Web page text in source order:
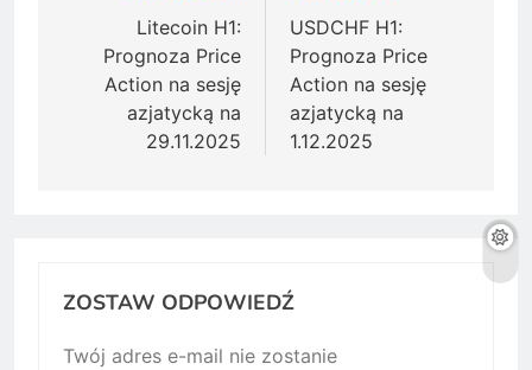
navigation
Litecoin H1:
Prognoza Price
Action na sesję
azjatycką na
29.11.2025
USDCHF H1:
Prognoza Price
Action na sesję
azjatycką na
1.12.2025
ZOSTAW ODPOWIEDŹ
Twój adres e-mail nie zostanie